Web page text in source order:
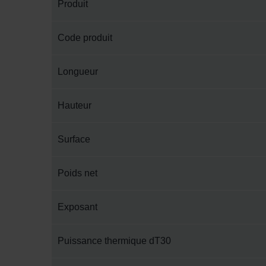
Produit
Code produit
Longueur
Hauteur
Surface
Poids net
Exposant
Puissance thermique dT30